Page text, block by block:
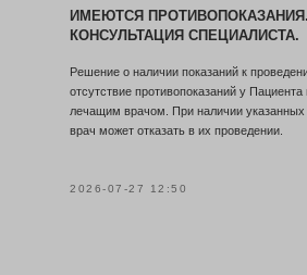
ИМЕЮТСЯ
КОНСУЛЬТАЦИЯ СПЕЦИАЛИСТА.
Решение о наличии показаний к
отсутствие противопоказаний у
лечащим врачом. При наличии
врач может отказать в их проведении.
2026-07-27 12:50